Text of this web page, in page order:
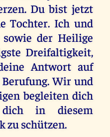
Du bist jetzt
Tochter. Ich und
der Heilige
Dreifaltigkeit,
Antwort auf
Wir und
begleiten dich
in diesem
zu schützen.